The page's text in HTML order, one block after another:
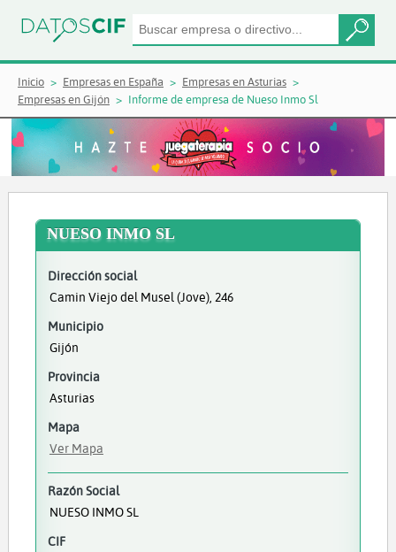
Inicio Empresas en España
Empresas en Asturias
Empresas en Gijón
Informe de empresa de Nueso Inmo Sl
NUESO INMO SL
Dirección social
Camin Viejo del Musel (Jove), 246
Municipio
Gijón
Provincia
Asturias
Mapa
Ver Mapa
Razón Social
NUESO INMO SL
CIF